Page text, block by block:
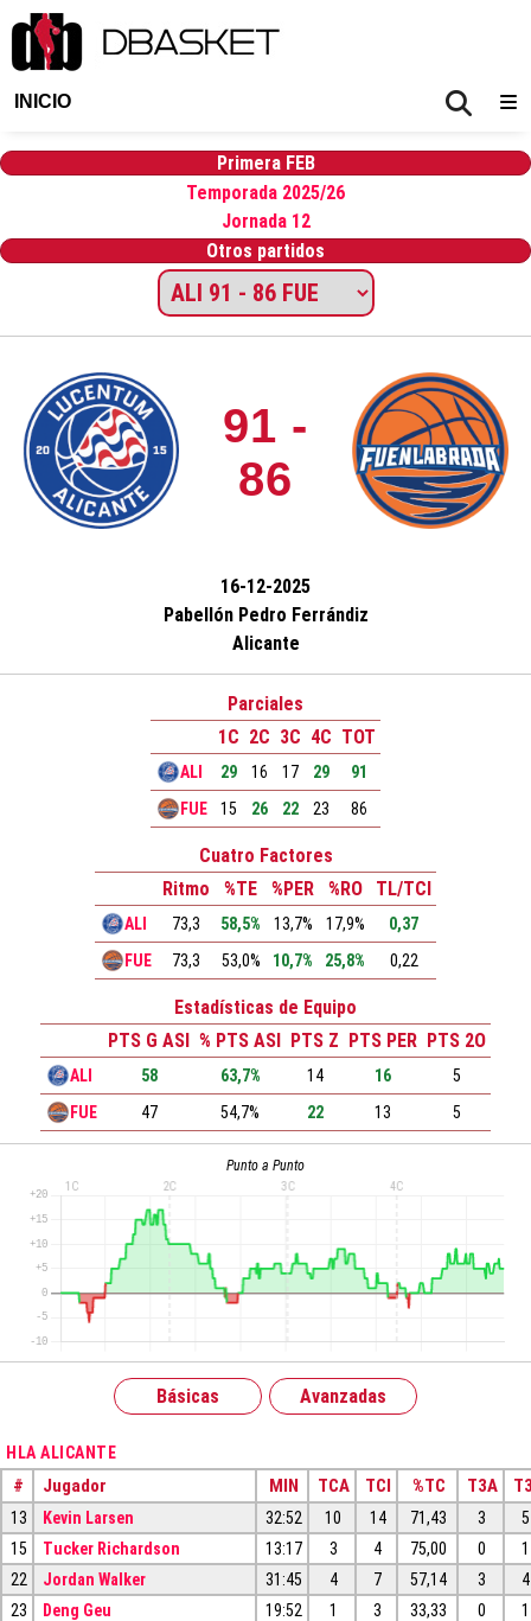
INICIO
Primera FEB
Temporada 2025/26
Jornada 12
Otros partidos
91 -
86
16-12-2025
Pabellón Pedro Ferrándiz
Alicante
Parciales
1C 2C 3C 4C TOT
ALI 29 16 17 29
91
FUE
15 26 22 23 86
Cuatro Factores
Ritmo
%TE %PER %RO TL/TCI
ALI 73,3 58,5% 13,7% 17,9%
0,37
FUE
73,3 53,0% 10,7% 25,8% 0,22
Estadísticas de Equipo
PTS G ASI % PTS ASI PTS Z PTS PER PTS 2O
ALI 58 63,7% 14 16
5
FUE
47 54,7% 22 13 5
Punto a Punto
Básicas Avanzadas
HLA ALICANTE
# Jugador MIN TCA TCI %TC T3A
13 Kevin Larsen 32:52 10 14 71,43 3
5
15
Tucker Richardson 13:17 3 4 75,00 0
1
22
Jordan Walker 31:45 4 7 57,14 3
4
23
Deng Geu 19:52 1 3 33,33 0
1